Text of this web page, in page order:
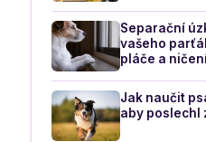
Separační
vašeho
pláče a
Jak naučit
aby poslechl